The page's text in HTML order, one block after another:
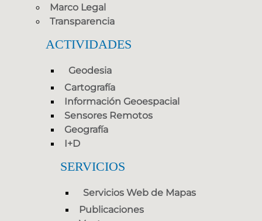
Marco Legal
Transparencia
ACTIVIDADES
Geodesia
Cartografía
Información Geoespacial
Sensores Remotos
Geografía
I+D
SERVICIOS
Servicios Web de Mapas
Publicaciones